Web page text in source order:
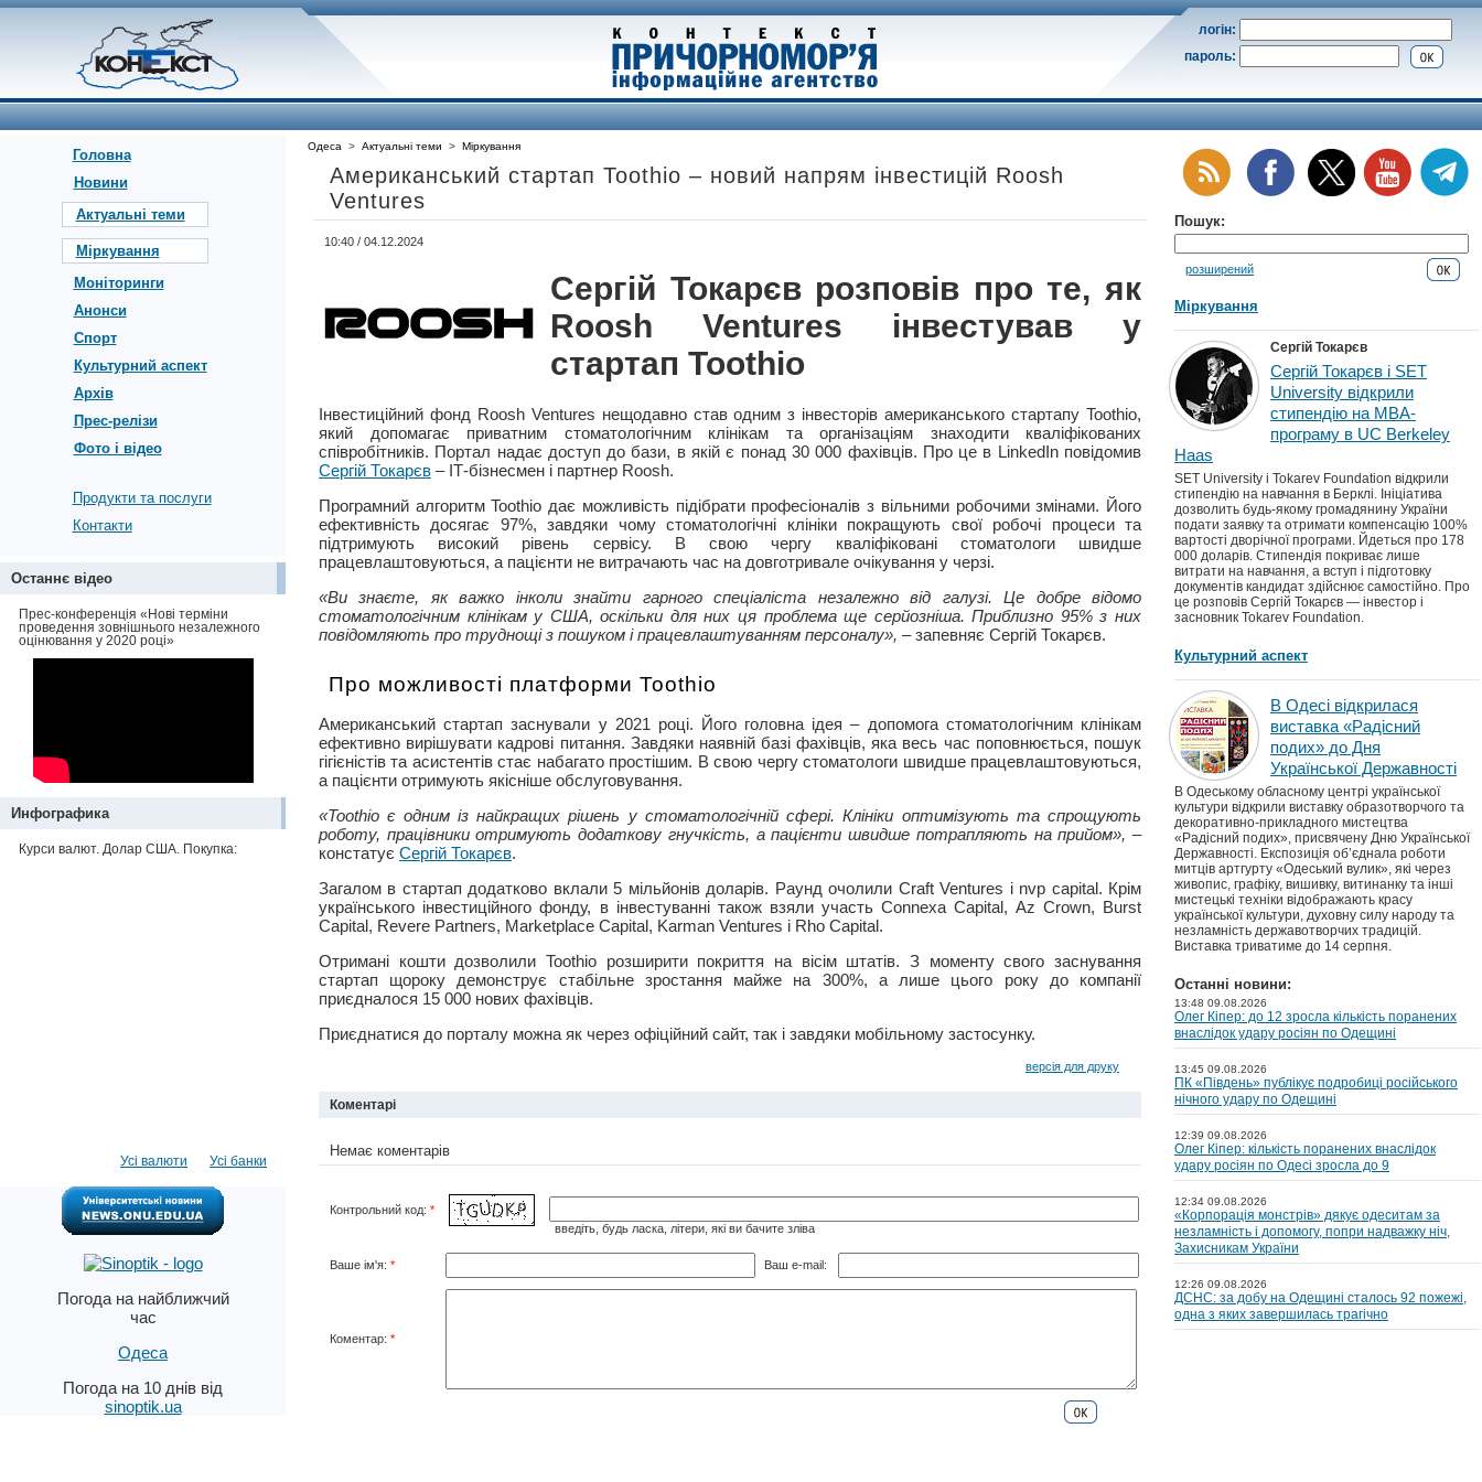
логін:
пароль:
Головна
Новини
Актуальні теми
Міркування
Моніторинги
Анонси
Спорт
Культурний аспект
Архів
Прес-релізи
Фото і відео
Продукти та послуги
Контакти
Останнє відео
Прес-конференція «Нові терміни
проведення зовнішнього незалежного
оцінювання у 2020 році»
Инфографика
Курси валют. Долар США. Покупка:
Усі банки
Усі валюти
Погода на найближчий
час
Одеса
Погода на 10 днів від
sinoptik.ua
Одеса > Актуальні теми > Міркування
Американський стартап Toothio – новий напрям інвестицій Roosh
Ventures
10:40 / 04.12.2024
Сергій Токарєв розповів про те, як
Roosh Ventures інвестував у
стартап Toothio
Інвестиційний фонд Roosh Ventures нещодавно став одним з інвесторів американського стартапу Toothio,
який допомагає приватним стоматологічним клінікам та організаціям знаходити кваліфікованих
співробітників. Портал надає доступ до бази, в якій є понад 30 000 фахівців. Про це в LinkedIn повідомив
Сергій Токарєв – ІТ-бізнесмен і партнер Roosh.
Програмний алгоритм Toothio дає можливість підібрати професіоналів з вільними робочими змінами. Його
ефективність досягає 97%, завдяки чому стоматологічні клініки покращують свої робочі процеси та
підтримують високий рівень сервісу. В свою чергу кваліфіковані стоматологи швидше
працевлаштовуються, а пацієнти не витрачають час на довготривале очікування у черзі.
«Ви знаєте, як важко інколи знайти гарного спеціаліста незалежно від галузі. Це добре відомо
стоматологічним клінікам у США, оскільки для них ця проблема ще серйозніша. Приблизно 95% з них
повідомляють про труднощі з пошуком і працевлаштуванням персоналу», – запевняє Сергій Токарєв.
Про можливості платформи Toothio
Американський стартап заснували у 2021 році. Його головна ідея – допомога стоматологічним клінікам
ефективно вирішувати кадрові питання. Завдяки наявній базі фахівців, яка весь час поповнюється, пошук
гігієністів та асистентів стає набагато простішим. В свою чергу стоматологи швидше працевлаштовуються,
а пацієнти отримують якісніше обслуговування.
«Toothio є одним із найкращих рішень у стоматологічній сфері. Клініки оптимізують та спрощують
роботу, працівники отримують додаткову гнучкість, а пацієнти швидше потрапляють на прийом», –
констатує Сергій Токарєв.
Загалом в стартап додатково вклали 5 мільйонів доларів. Раунд очолили Craft Ventures і nvp capital. Крім
українського інвестиційного фонду, в інвестуванні також взяли участь Connexa Capital, Az Crown, Burst
Capital, Revere Partners, Marketplace Capital, Karman Ventures і Rho Capital.
Отримані кошти дозволили Toothio розширити покриття на вісім штатів. З моменту свого заснування
стартап щороку демонструє стабільне зростання майже на 300%, а лише цього року до компанії
приєдналося 15 000 нових фахівців.
Приєднатися до порталу можна як через офіційний сайт, так і завдяки мобільному застосунку.
версія для друку
Коментарі
Немає коментарів
Контрольний код: *
введіть, будь ласка, літери, які ви бачите зліва
Ваше ім'я: * Ваш e-mail:
Коментар: *
Пошук:
розширений
Міркування
Сергій Токарєв
Сергій Токарєв і SET
University відкрили
стипендію на MBA-
програму в UC Berkeley
Haas
SET University і Tokarev Foundation відкрили
стипендію на навчання в Берклі. Ініціатива
дозволить будь-якому громадянину України
подати заявку та отримати компенсацію 100%
вартості дворічної програми. Йдеться про 178
000 доларів. Стипендія покриває лише
витрати на навчання, а вступ і підготовку
документів кандидат здійснює самостійно. Про
це розповів Сергій Токарєв — інвестор і
засновник Tokarev Foundation.
Культурний аспект
В Одесі відкрилася
виставка «Радісний
подих» до Дня
Української Державності
В Одеському обласному центрі української
культури відкрили виставку образотворчого та
декоративно-прикладного мистецтва
«Радісний подих», присвячену Дню Української
Державності. Експозиція об’єднала роботи
митців артгурту «Одеський вулик», які через
живопис, графіку, вишивку, витинанку та інші
мистецькі техніки відображають красу
української культури, духовну силу народу та
незламність державотворчих традицій.
Виставка триватиме до 14 серпня.
Останні новини:
13:48 09.08.2026
Олег Кіпер: до 12 зросла кількість поранених
внаслідок удару росіян по Одещині
13:45 09.08.2026
ПК «Південь» публікує подробиці російського
нічного удару по Одещині
12:39 09.08.2026
Олег Кіпер: кількість поранених внаслідок
удару росіян по Одесі зросла до 9
12:34 09.08.2026
«Корпорація монстрів» дякує одеситам за
незламність і допомогу, попри надважку ніч,
Захисникам України
12:26 09.08.2026
ДСНС: за добу на Одещині сталось 92 пожежі,
одна з яких завершилась трагічно